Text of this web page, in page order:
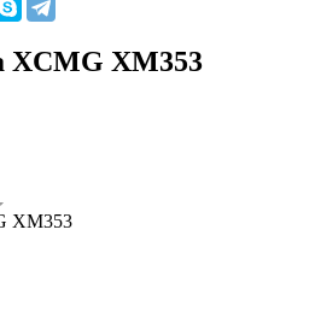
XCMG XM353
XM353